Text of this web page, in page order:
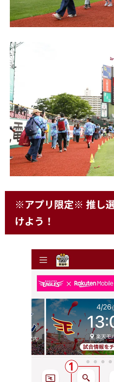
※アプリ限定※ 推し
けよう！